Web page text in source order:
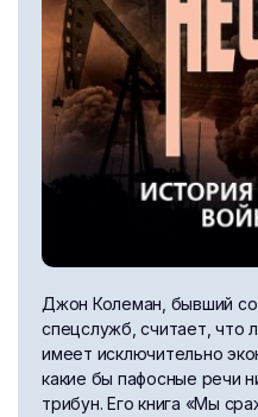
Джон Колеман, бывший
спецслужб, считает, что
имеет исключительно
какие бы пафосные речи
трибун. Его книга «Мы